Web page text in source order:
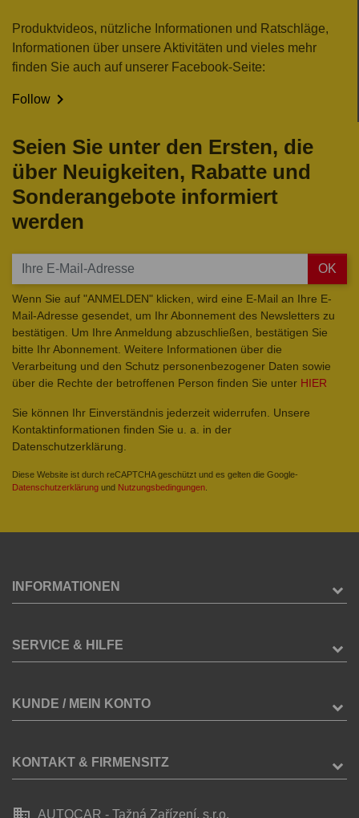
Produktvideos, nützliche Informationen und Ratschläge,
Informationen über unsere Aktivitäten und vieles mehr
finden Sie auch auf unserer Facebook-Seite:
Follow 
Seien Sie unter den Ersten, die
über Neuigkeiten, Rabatte und
Sonderangebote informiert
werden
OK
Wenn Sie auf "ANMELDEN" klicken, wird eine E-Mail an Ihre E-
Mail-Adresse gesendet, um Ihr Abonnement des Newsletters zu
bestätigen. Um Ihre Anmeldung abzuschließen, bestätigen Sie
bitte Ihr Abonnement. Weitere Informationen über die
Verarbeitung und den Schutz personenbezogener Daten sowie
über die Rechte der betroffenen Person finden Sie unter HIER
Sie können Ihr Einverständnis jederzeit widerrufen. Unsere
Kontaktinformationen finden Sie u. a. in der
Datenschutzerklärung.
Diese Website ist durch reCAPTCHA geschützt und es gelten die Google-
Datenschutzerklärung und Nutzungsbedingungen
INFORMATIONEN
SERVICE & HILFE
KUNDE / MEIN KONTO
KONTAKT & FIRMENSITZ
AUTOCAR - Tažná Zařízení, s.r.o.